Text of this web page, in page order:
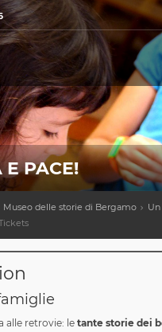
E PACE!
Museo delle storie di Bergamo
alle retrovie: le tante storie dei